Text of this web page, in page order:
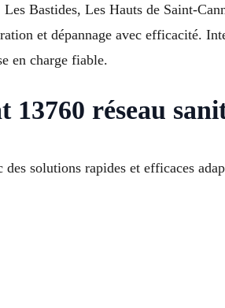
Bastides, Les Hauts de Saint-
et dépannage avec efficacité.
en charge fiable.
réseau
solutions rapides et efficaces